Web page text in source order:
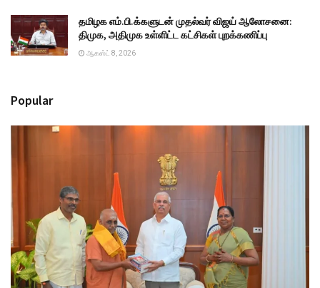
தமிழக எம்.பி.க்களுடன் முதல்வர் விஜய் ஆலோசனை:
திமுக, அதிமுக உள்ளிட்ட கட்சிகள் புறக்கணிப்பு
ஆகஸ்ட் 8, 2026
Popular